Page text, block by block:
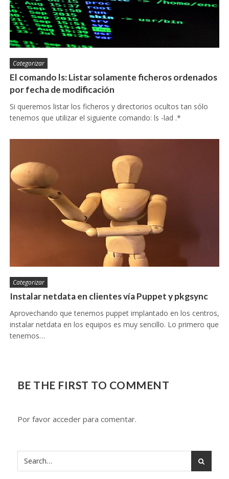
Categorizar
El comando ls: Listar solamente ficheros ordenados
por fecha de modificación
Si queremos listar los ficheros y directorios ocultos tan sólo
tenemos que utilizar el siguiente comando: ls -lad .*
Categorizar
Instalar netdata en clientes vía Puppet y pkgsync
Aprovechando que tenemos puppet implantado en los centros,
instalar netdata en los equipos es muy sencillo. Lo primero que
tenemos…
BE THE FIRST TO COMMENT
Por favor acceder para comentar.